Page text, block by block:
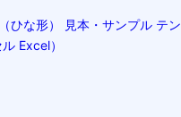
ひな形） 見本・サンプル テ
Excel）